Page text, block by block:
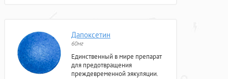
Дапоксетин
60мг
Единственный в мире препарат
для предотвращения
преждевременной эякуляции.